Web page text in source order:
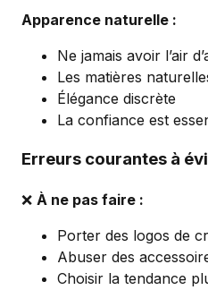
Apparence naturelle :
Ne jamais avoir l’air
Les matières
Élégance discrète
La confiance est
Erreurs courantes à
❌ À ne pas faire :
Porter des logos de
Abuser des
Choisir la tendance